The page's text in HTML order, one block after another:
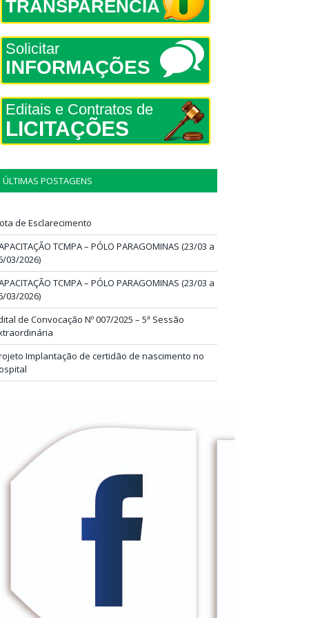
TRANSPARÊNCIA
Solicitar
INFORMAÇÕES
Editais e Contratos de
LICITAÇÕES
ÚLTIMAS POSTAGENS
de Esclarecimento
TCMPA – PÓLO PARAGOMINAS (23/03 a
03/2026)
TCMPA – PÓLO PARAGOMINAS (23/03 a
03/2026)
de Convocação Nº 007/2025 – 5ª Sessão
Implantação de certidão de nascimento no